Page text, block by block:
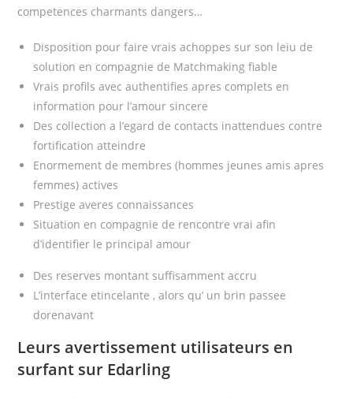
competences charmants dangers…
Disposition pour faire vrais achoppes sur son leiu de
solution en compagnie de Matchmaking fiable
Vrais profils avec authentifies apres complets en
information pour l’amour sincere
Des collection a l’egard de contacts inattendues contre
fortification atteindre
Enormement de membres (hommes jeunes amis apres
femmes) actives
Prestige averes connaissances
Situation en compagnie de rencontre vrai afin
d’identifier le principal amour
Des reserves montant suffisamment accru
L’interface etincelante , alors qu’ un brin passee
dorenavant
Leurs avertissement utilisateurs en
surfant sur Edarling